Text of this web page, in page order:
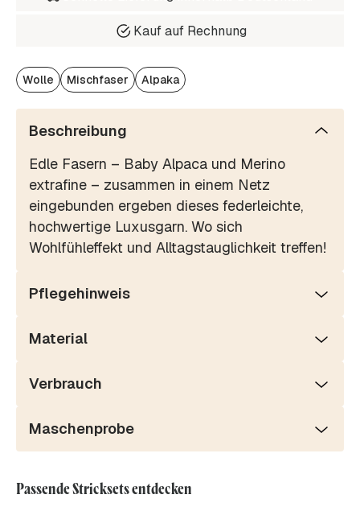
Kauf auf Rechnung
Wolle Mischfaser Alpaka
Beschreibung
Edle Fasern – Baby Alpaca und Merino
extrafine – zusammen in einem Netz
eingebunden ergeben dieses federleichte,
hochwertige Luxusgarn. Wo sich
Wohlfühleffekt und Alltagstauglichkeit treffen!
Pflegehinweis
Material
Verbrauch
Maschenprobe
Passende Stricksets entdecken